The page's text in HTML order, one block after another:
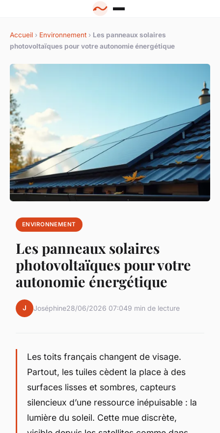
Accueil › Environnement › Les panneaux solaires
photovoltaïques pour votre autonomie énergétique
ENVIRONNEMENT
Les panneaux solaires
photovoltaïques pour votre
autonomie énergétique
J Joséphine28/06/2026 07:049 min de lecture
Les toits français changent de visage.
Partout, les tuiles cèdent la place à des
surfaces lisses et sombres, capteurs
silencieux d’une ressource inépuisable : la
lumière du soleil. Cette mue discrète,